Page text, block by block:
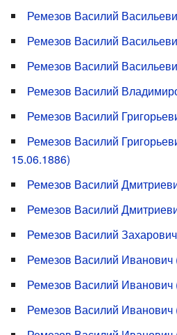
Ремезов Василий
Ремезов Василий
Ремезов Василий
Ремезов Василий
Ремезов Василий
Ремезов Василий
15.06.1886)
Ремезов Василий
Ремезов Василий
Ремезов Василий
Ремезов Василий Иванович
Ремезов Василий Иванович
Ремезов Василий Иванович